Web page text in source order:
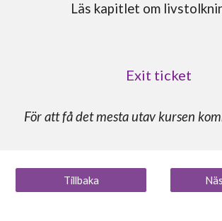
Läs kapitlet om
Exit ticket
För att få det mesta utav kursen
Tillbaka